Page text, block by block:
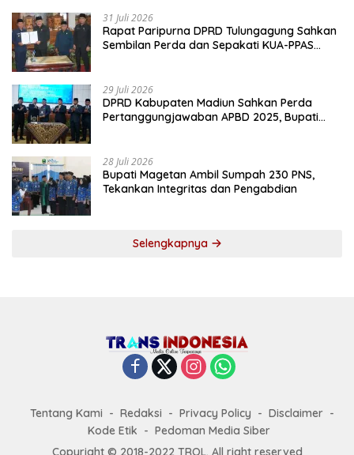
31 Juli 2026
Rapat Paripurna DPRD Tulungagung Sahkan
Sembilan Perda dan Sepakati KUA-PPAS
29 Juli 2026
DPRD Kabupaten Madiun Sahkan Perda
Pertanggungjawaban APBD 2025, Bupati
28 Juli 2026
Bupati Magetan Ambil Sumpah 230 PNS,
Tekankan Integritas dan Pengabdian
Selengkapnya
Tentang Kami Redaksi Privacy Policy
Disclaimer
Kode Etik
Pedoman Media Siber
Copyright © 2018-2022 TROL. All right reserved